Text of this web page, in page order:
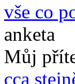
vše co
anketa
Můj
cca